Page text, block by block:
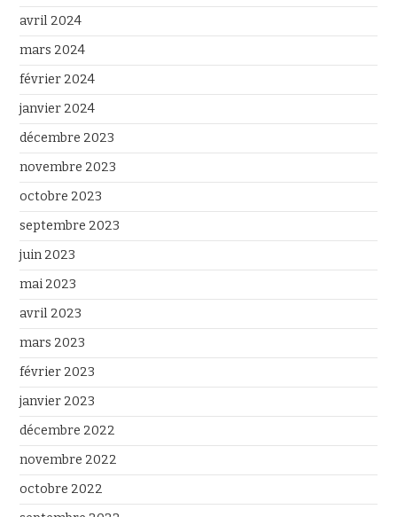
avril 2024
mars 2024
février 2024
janvier 2024
décembre 2023
novembre 2023
octobre 2023
septembre 2023
juin 2023
mai 2023
avril 2023
mars 2023
février 2023
janvier 2023
décembre 2022
novembre 2022
octobre 2022